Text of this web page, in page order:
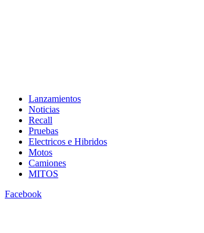
Lanzamientos
Noticias
Recall
Pruebas
Electricos e Hibridos
Motos
Camiones
MITOS
Facebook